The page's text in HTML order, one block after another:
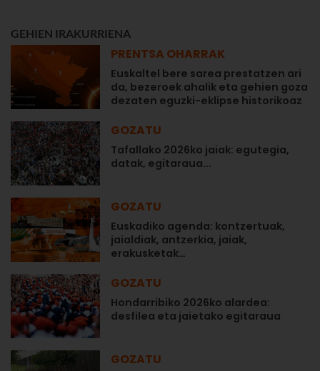
GEHIEN IRAKURRIENA
PRENTSA OHARRAK
Euskaltel bere sarea prestatzen ari
da, bezeroek ahalik eta gehien goza
dezaten eguzki-eklipse historikoaz
GOZATU
Tafallako 2026ko jaiak: egutegia,
datak, egitaraua...
GOZATU
Euskadiko agenda: kontzertuak,
jaialdiak, antzerkia, jaiak,
erakusketak…
GOZATU
Hondarribiko 2026ko alardea:
desfilea eta jaietako egitaraua
GOZATU